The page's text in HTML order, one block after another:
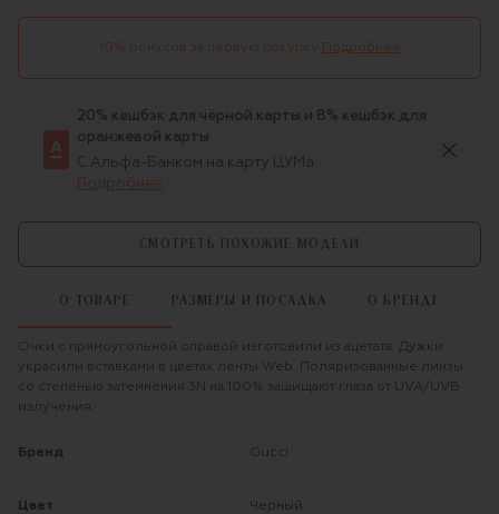
10% бонусов за первую покупку Подробнее
20% кешбэк для чёрной карты и 8% кешбэк для
оранжевой карты
С Альфа-Банком на карту ЦУМа
Подробнее
СМОТРЕТЬ ПОХОЖИЕ МОДЕЛИ
О ТОВАРЕ РАЗМЕРЫ И ПОСАДКА О БРЕНДЕ
Очки с прямоугольной оправой изготовили из ацетата. Дужки
украсили вставками в цветах ленты Web. Поляризованные линзы
со степенью затемнения 3N на 100% защищают глаза от UVA/UVB
излучения.
Бренд Gucci
Цвет Черный